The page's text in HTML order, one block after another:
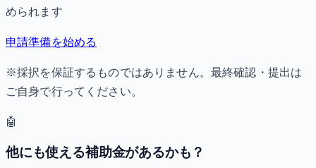
められます
申請準備を始める
※採択を保証するものではありません。最終確認・提出は
ご自身で行ってください。
🤖
他にも使える補助金があるかも？